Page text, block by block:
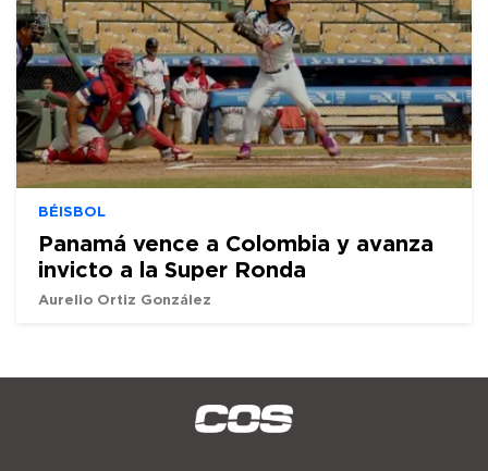
BÉISBOL
Panamá vence a Colombia y avanza
invicto a la Super Ronda
Aurelio Ortiz González